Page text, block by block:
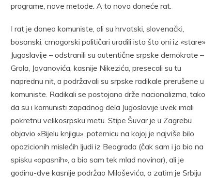
programe, nove metode. A to novo doneće rat.
I rat je doneo komuniste, ali su hrvatski, slovenački,
bosanski, crnogorski političari uradili isto što oni iz «stare»
Jugoslavije – odstranili su autentične srpske demokrate –
Grola, Jovanovića, kasnije Nikezića, presecali su tu
naprednu nit, a podržavali su srpske radikale prerušene u
komuniste. Radikali se postojano drže nacionalizma, tako
da su i komunisti zapadnog dela Jugoslavije uvek imali
pokretnu velikosrpsku metu. Stipe Šuvar je u Zagrebu
objavio «Bijelu knjigu», poternicu na kojoj je najviše bilo
opozicionih mislećih ljudi iz Beograda (čak sam i ja bio na
spisku «opasnih», a bio sam tek mlad novinar), ali je
godinu-dve kasnije podržao Miloševića, a zatim je Srbiju